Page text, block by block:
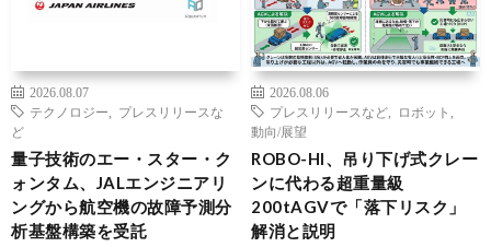
2026.08.07
テクノロジー
プレスリリースな
ど
量子技術のエー・スター・ク
ォンタム、JALエンジニアリ
ングから航空機の故障予測分
析基盤構築を受託
2026.08.06
プレスリリースなど
ロボット
動向/展望
ROBO-HI、吊り下げ式クレー
ンに代わる超重量級
200tAGVで「落下リスク」
解消と説明